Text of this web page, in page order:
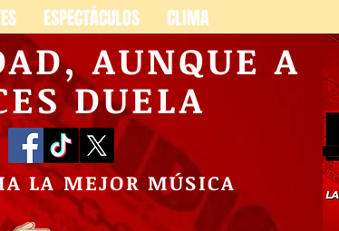
ESPECTÁCULOS CLIMA
AUNQUE A
DUELA
LA MEJOR MÚSICA